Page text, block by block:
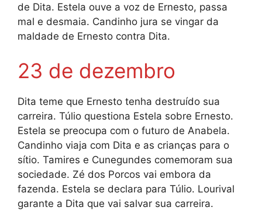
de Dita. Estela ouve a voz de Ernesto, passa
mal e desmaia. Candinho jura se vingar da
maldade de Ernesto contra Dita.
23 de dezembro
Dita teme que Ernesto tenha destruído sua
carreira. Túlio questiona Estela sobre Ernesto.
Estela se preocupa com o futuro de Anabela.
Candinho viaja com Dita e as crianças para o
sítio. Tamires e Cunegundes comemoram sua
sociedade. Zé dos Porcos vai embora da
fazenda. Estela se declara para Túlio. Lourival
garante a Dita que vai salvar sua carreira.